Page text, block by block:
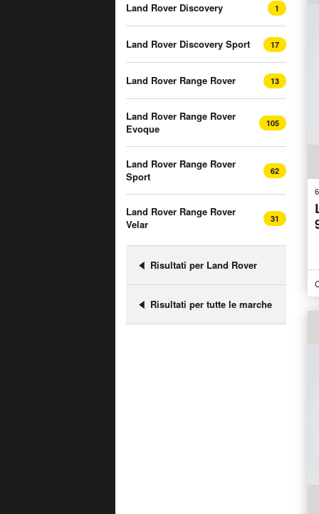
Land Rover Discovery 1
Land Rover Discovery Sport 17
Land Rover Range Rover 13
Land Rover Range Rover
Evoque
105
Land Rover Range Rover
Sport
62
Land Rover Range Rover
Velar
31
Risultati per Land Rover
Risultati per tutte le marche